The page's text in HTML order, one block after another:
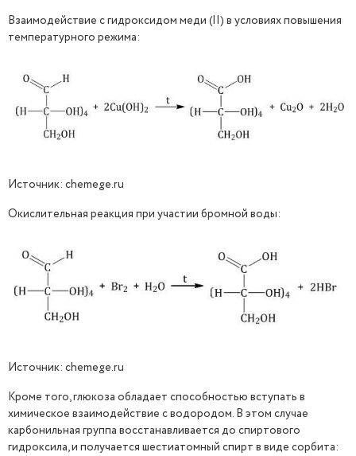
Взаимодействие с гидроксидом меди (II) в условиях повышения
температурного режима:
Источник: chemege.ru
Окислительная реакция при участии бромной воды:
Источник: chemege.ru
Кроме того, глюкоза обладает способностью вступать в
химическое взаимодействие с водородом. В этом случае
карбонильная группа восстанавливается до спиртового
гидроксила, и получается шестиатомный спирт в виде сорбита: